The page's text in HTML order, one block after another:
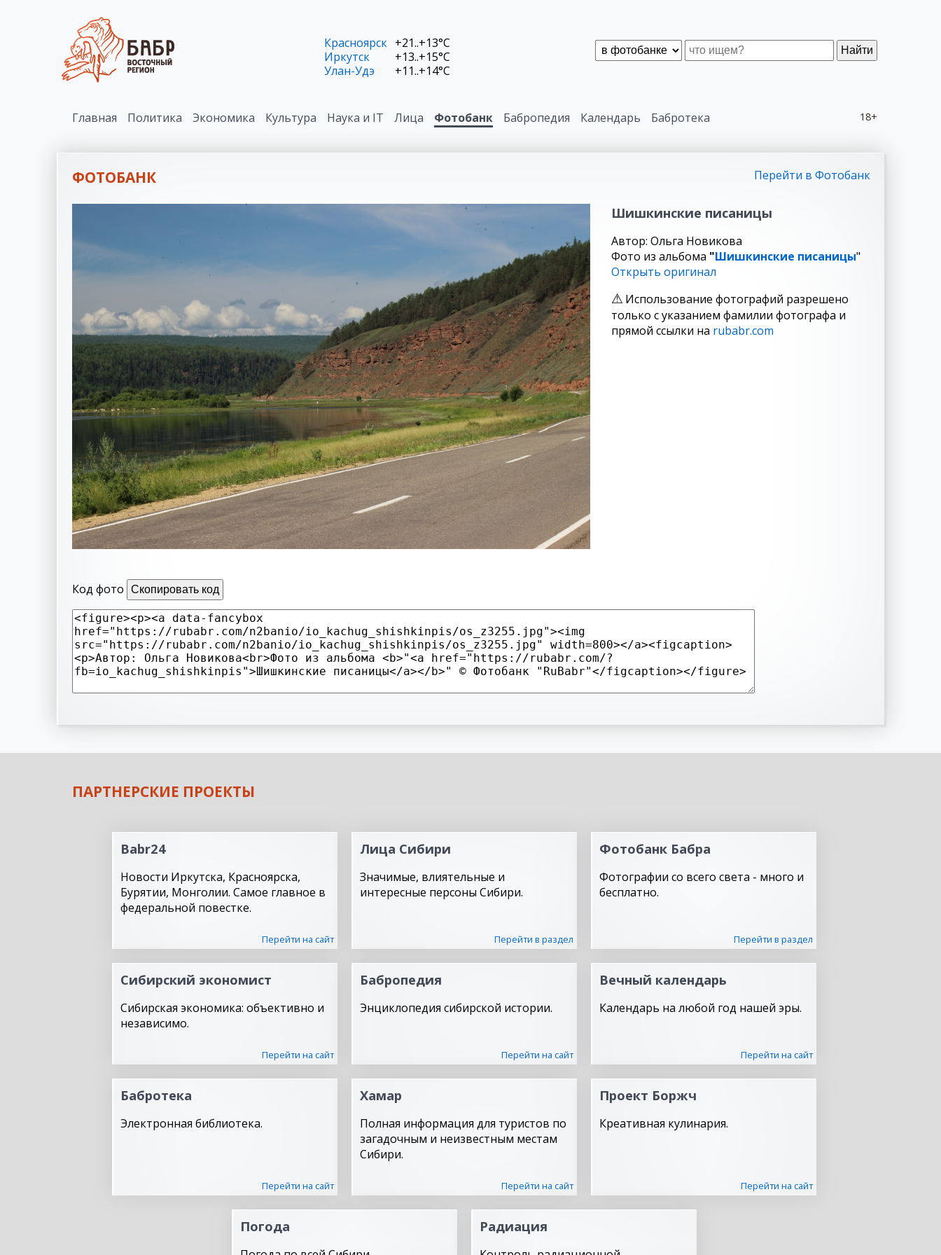
Найти
Красноярск +21..+13°C
Иркутск
+13..+15°C
Улан-Удэ
+11..+14°C
18+
Главная Политика Экономика Культура Наука и IT Лица Фотобанк Бабропедия Календарь Бабротека
ФОТОБАНК Перейти в Фотобанк
Шишкинcкие писаницы
Автор: Ольга Новикова
Фото из альбома "Шишкинcкие писаницы"
Открыть оригинал
Использование фотографий разрешено
только с указанием фамилии фотографа и
прямой ссылки на rubabr.com
Код фото Скопировать код
ПАРТНЕРСКИЕ ПРОЕКТЫ
Babr24
Новости Иркутска, Красноярска,
Бурятии, Монголии. Самое главное в
федеральной повестке.
Перейти на сайт
Лица Сибири
Значимые, влиятельные и
интересные персоны Сибири.
Перейти в раздел
Фотобанк Бабра
Фотографии со всего света - много и
бесплатно.
Перейти в раздел
Сибирский экономист
Сибирская экономика: объективно и
независимо.
Перейти на сайт
Бабропедия
Энциклопедия сибирской истории.
Перейти на сайт
Вечный календарь
Календарь на любой год нашей эры.
Перейти на сайт
Бабротека
Электронная библиотека.
Перейти на сайт
Хамар
Полная информация для туристов по
загадочным и неизвестным местам
Сибири.
Перейти на сайт
Проект Боржч
Креативная кулинария.
Перейти на сайт
Погода Радиация